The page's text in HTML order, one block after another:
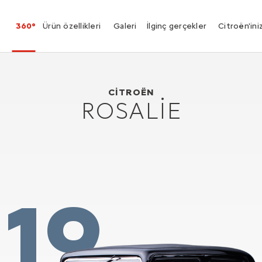
360° Ürün özellikleri Galeri İlginç gerçekler Citroën'iniz
CITROËN
ROSALIE